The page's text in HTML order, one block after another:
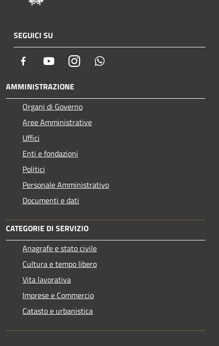
SEGUICI SU
Facebook YoutubeInstagram
AMMINISTRAZIONE
Organi di Governo
Aree Amministrative
Uffici
Enti e fondazioni
Politici
Personale Amministrativo
Documenti e dati
CATEGORIE DI SERVIZIO
Anagrafe e stato civile
Cultura e tempo libero
Vita lavorativa
Imprese e Commercio
Catasto e urbanistica